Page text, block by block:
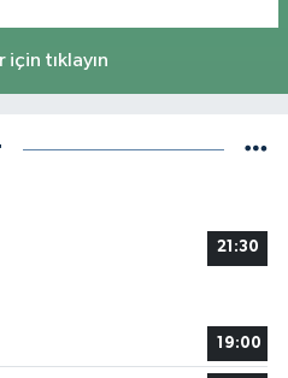
için tıklayın
21:30
19:00